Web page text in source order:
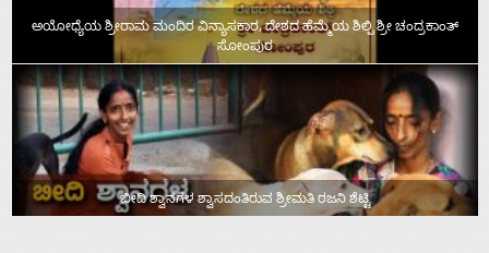
ಅಯೋಧ್ಯೆಯ ಶ್ರೀರಾಮ ಮಂದಿರ ವಿನ್ಯಾಸಕಾರ, ದೇಶದ ಹೆಮ್ಮೆಯ ಶಿಲ್ಪಿ ಶ್ರೀ ಚಂದ್ರಕಾಂತ್‌
ಸೋಂಪುರ
ಬೀದಿ ಶ್ವಾನಗಳ ಶ್ವಾಸದಂತಿರುವ ಶ್ರೀಮತಿ ರಜನಿ ಶೆಟ್ಟಿ